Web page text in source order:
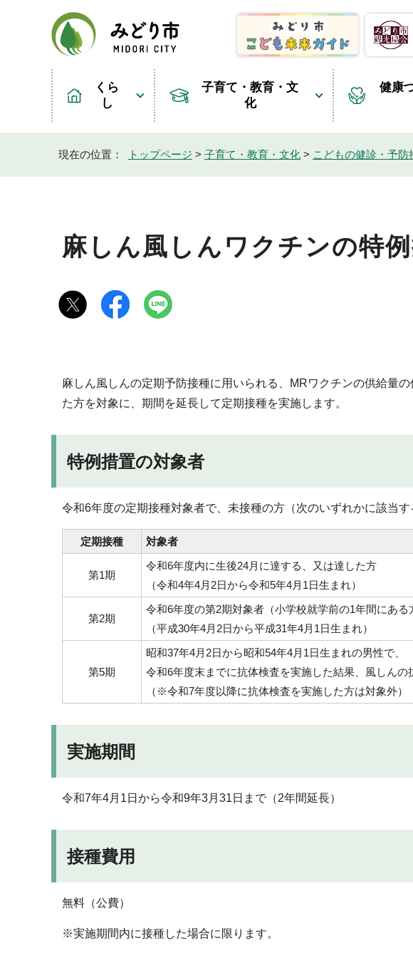
くら
し
子育て・教育・文
化
健康
現在の位置： トップページ > 子育て・教育・文化 > こどもの健診・予防
麻しん風しんワクチンの特
麻しん風しんの定期予防接種に用いられる、MRワクチンの供給量
た方を対象に、期間を延長して定期接種を実施します。
特例措置の対象者
令和6年度の定期接種対象者で、未接種の方（次のいずれかに該当す
定期接種 対象者
第1期
令和6年度内に生後24月に達する、又は達した方
（令和4年4月2日から令和5年4月1日生まれ）
第2期
令和6年度の第2期対象者（小学校就学前の1年間にある
（平成30年4月2日から平成31年4月1日生まれ）
第5期
昭和37年4月2日から昭和54年4月1日生まれの男性で、
令和6年度末までに抗体検査を実施した結果、風しんの
（※令和7年度以降に抗体検査を実施した方は対象外）
実施期間
令和7年4月1日から令和9年3月31日まで（2年間延長）
接種費用
無料（公費）
※実施期間内に接種した場合に限ります。